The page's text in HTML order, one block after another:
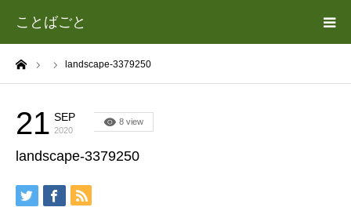
ことばごと
landscape-3379250
21 SEP
2020
8 view
landscape-3379250
ホーム
カテゴリー
遊場志善（あそば よしゆき）について